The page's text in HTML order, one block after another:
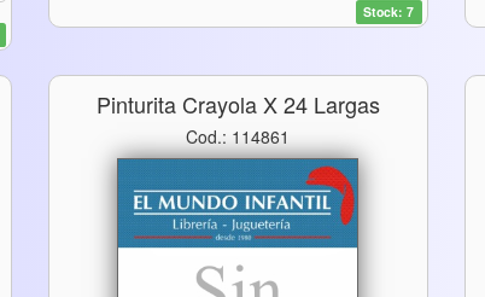
Stock: 7
Pinturita Crayola X 24 Largas
Cod.: 114861